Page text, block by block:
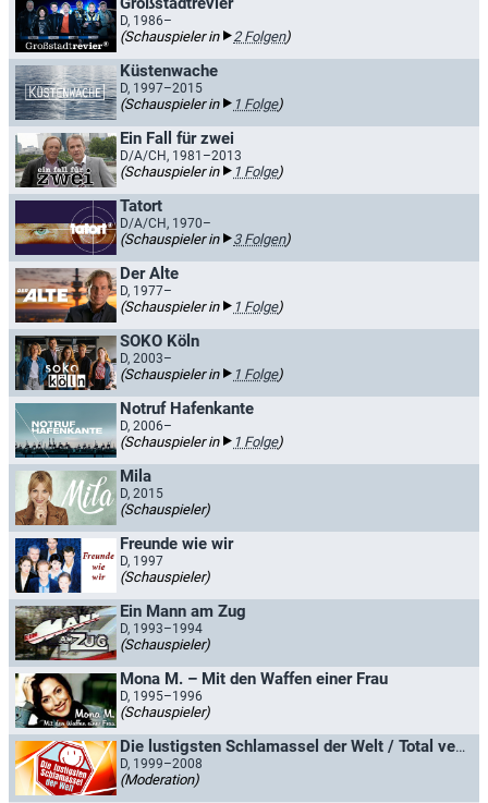
D, 1986–
(Schauspieler in 2 Folgen)
Küstenwache
D, 1997–2015
(Schauspieler in 1 Folge)
Ein Fall für zwei
D/A/CH, 1981–2013
(Schauspieler in 1 Folge)
Tatort
D/A/CH, 1970–
(Schauspieler in 3 Folgen)
Der Alte
D, 1977–
(Schauspieler in 1 Folge)
SOKO Köln
D, 2003–
(Schauspieler in 1 Folge)
Notruf Hafenkante
D, 2006–
(Schauspieler in 1 Folge)
Mila
D, 2015
(Schauspieler)
Freunde wie wir
D, 1997
(Schauspieler)
Ein Mann am Zug
D, 1993–1994
(Schauspieler)
Mona M. – Mit den Waffen einer Frau
D, 1995–1996
(Schauspieler)
Die lustigsten Schlamassel der Welt / Total verrückt!
D, 1999–2008
(Moderation)